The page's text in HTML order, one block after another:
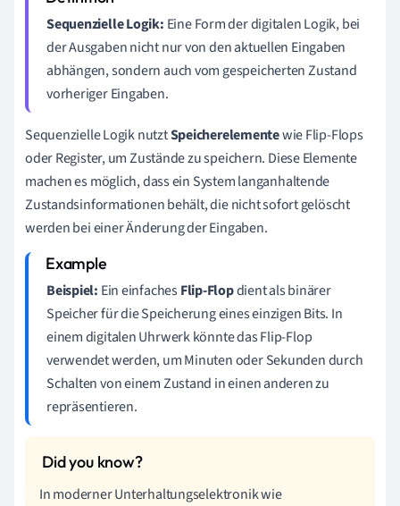
Sequenzielle Logik: Eine Form der digitalen Logik, bei
der Ausgaben nicht nur von den aktuellen Eingaben
abhängen, sondern auch vom gespeicherten Zustand
vorheriger Eingaben.
Sequenzielle Logik nutztSpeicherelementewie Flip-Flops
oder Register, um Zustände zu speichern. Diese Elemente
machen es möglich, dass ein System langanhaltende
Zustandsinformationen behält, die nicht sofort gelöscht
werden bei einer Änderung der Eingaben.
Beispiel: Ein einfachesFlip-Flopdient als binärer
Speicher für die Speicherung eines einzigen Bits. In
einem digitalen Uhrwerk könnte das Flip-Flop
verwendet werden, um Minuten oder Sekunden durch
Schalten von einem Zustand in einen anderen zu
repräsentieren.
In moderner Unterhaltungselektronik wie